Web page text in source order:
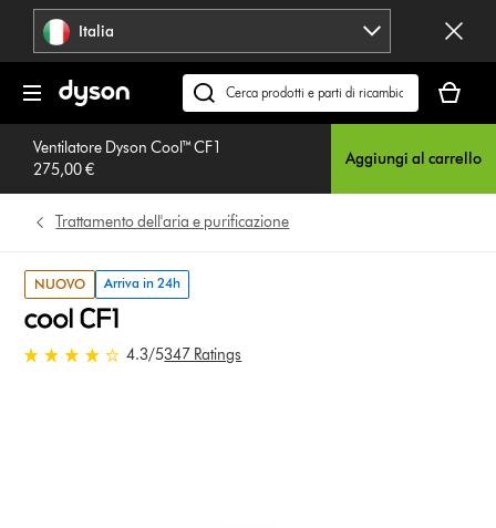
navigazione Italia
Cerca
su
dyson.it
carrello
è
Ventilatore Dyson Cool™ CF1
275,00 €
Aggiungi al carrello
Trattamento dell'aria e purificazione
NUOVO Arriva in 24h
4.3 stelle su 5 da 347 Ratings
4.3/5347 Ratings